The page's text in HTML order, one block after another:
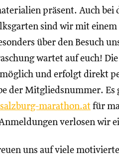
präsent. Auch bei
sind wir mit
über den Besuch
wartet auf euch!
und erfolgt direkt
der Mitgliedsnummer.
marathon.at für
verlosen wir
uns auf viele